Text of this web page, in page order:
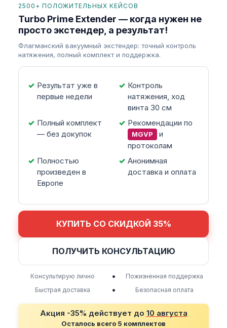
2500+ ПОЛОЖИТЕЛЬНЫХ КЕЙСОВ
Turbo Prime Extender — когда нужен не
просто экстендер, а результат!
Флагманский вакуумный экстендер: точный контроль
натяжения, полный комплект и поддержка.
Результат уже в
первые недели
Контроль
натяжения, ход
винта 30 см
Полный комплект
— без докупок
Рекомендации по
MGVP
и
протоколам
Полностью
произведен в
Европе
Анонимная
доставка и оплата
КУПИТЬ СО СКИДКОЙ 35%
ПОЛУЧИТЬ КОНСУЛЬТАЦИЮ
Консультирую лично •
Пожизненная поддержка
Быстрая доставка
• Безопасная оплата
Акция -35% действует до 10 августа
Осталось всего 5 комплектов